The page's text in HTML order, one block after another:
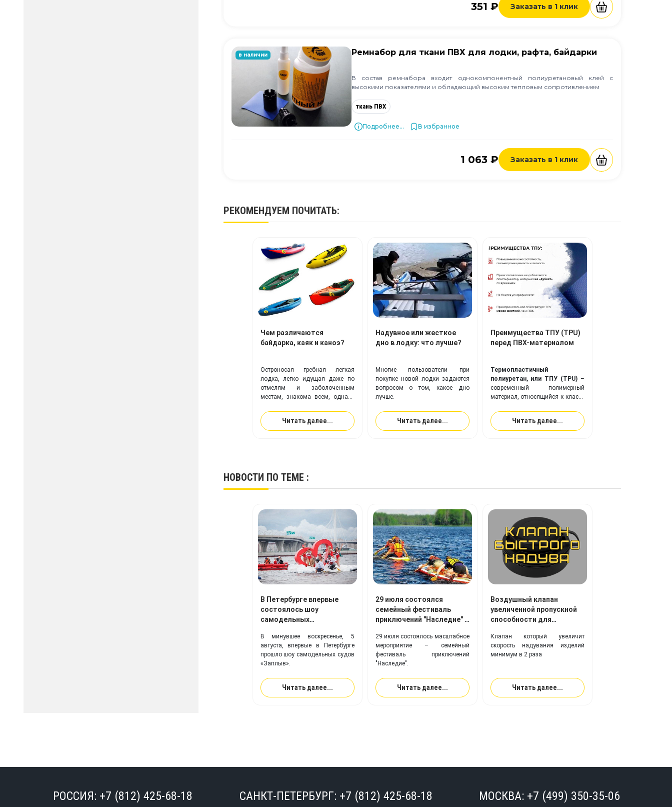
351 ₽ Заказать в 1 клик
в наличии Ремнабор для ткани ПВХ для лодки, рафта, байдарки
В состав ремнабора входит однокомпонентный полиуретановый клей с
высокими показателями и обладающий высоким тепловым сопротивлением
ткань ПВХ
Подробнее... В избранное
1 063 ₽ Заказать в 1 клик
РЕКОМЕНДУЕМ ПОЧИТАТЬ:
Чем различаются
байдарка, каяк и каноэ?
Остроносая гребная легкая
лодка, легко идущая даже по
отмелям и заболоченным
местам, знакома всем, однако
каноэ – определить могут
немногие.Читать далее...
Надувное или жесткое
дно в лодку: что лучше?
Многие пользователи при
покупке новой лодки задаются
вопросом о том, какое дно
лучше.
Читать далее...
Преимущества ТПУ (TPU)
перед ПВХ-материалом
Термопластичный
полиуретан, или ТПУ (TPU)–
современный полимерный
материал, относящийся к классу
повышенной эластичностью (в
два раза эластичнее резины).
Ткань с покрытием изТПУ
Читать далее...
НОВОСТИ ПО ТЕМЕ :
В Петербурге впервые
состоялось шоу
самодельных
конструкций «Заплыв»
В минувшее воскресенье, 5
августа, впервые в Петербурге
прошло шоу самодельных судов
«Заплыв».
Читать далее...
29 июля состоялся
семейный фестиваль
приключений "Наследие" с
29 июля состоялось масштабное
мероприятие – семейный
фестиваль приключений
"Наследие".
Читать далее...
Воздушный клапан
увеличенной пропускной
способности для
260 H.V.: где
используется, почему
важен, преимущества
Клапан который увеличит
скорость надувания изделий
минимум в 2 раза
Читать далее...
РОССИЯ: +7 (812) 425-68-18 САНКТ-ПЕТЕРБУРГ: +7 (812) 425-68-18 МОСКВА: +7 (499) 350-35-06